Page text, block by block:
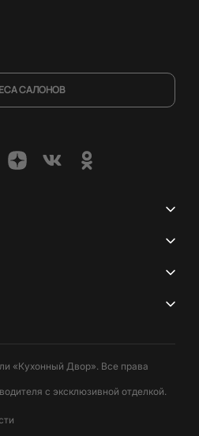
САЛОНОВ
«Кухонный Двор». Все права
с эксклюзивной отделкой.